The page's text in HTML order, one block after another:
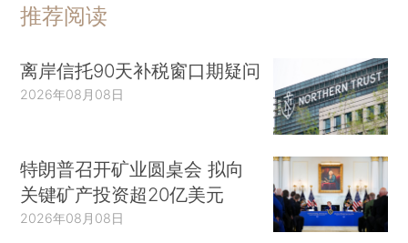
推荐阅读
离岸信托90天补税窗口期疑问
2026年08月08日
特朗普召开矿业圆桌会 拟向
关键矿产投资超20亿美元
2026年08月08日